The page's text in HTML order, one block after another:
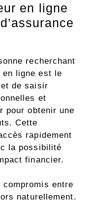
en ligne
recherchant
en ligne est le
de saisir
et
pour obtenir une
Cette
rapidement
la possibilité
financier.
compromis entre
naturellement.